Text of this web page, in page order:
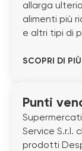
allarga
alimenti più
e altri tipi di
SCOPRI DI PIÙ
Punti
Service S.r.l.
prodotti